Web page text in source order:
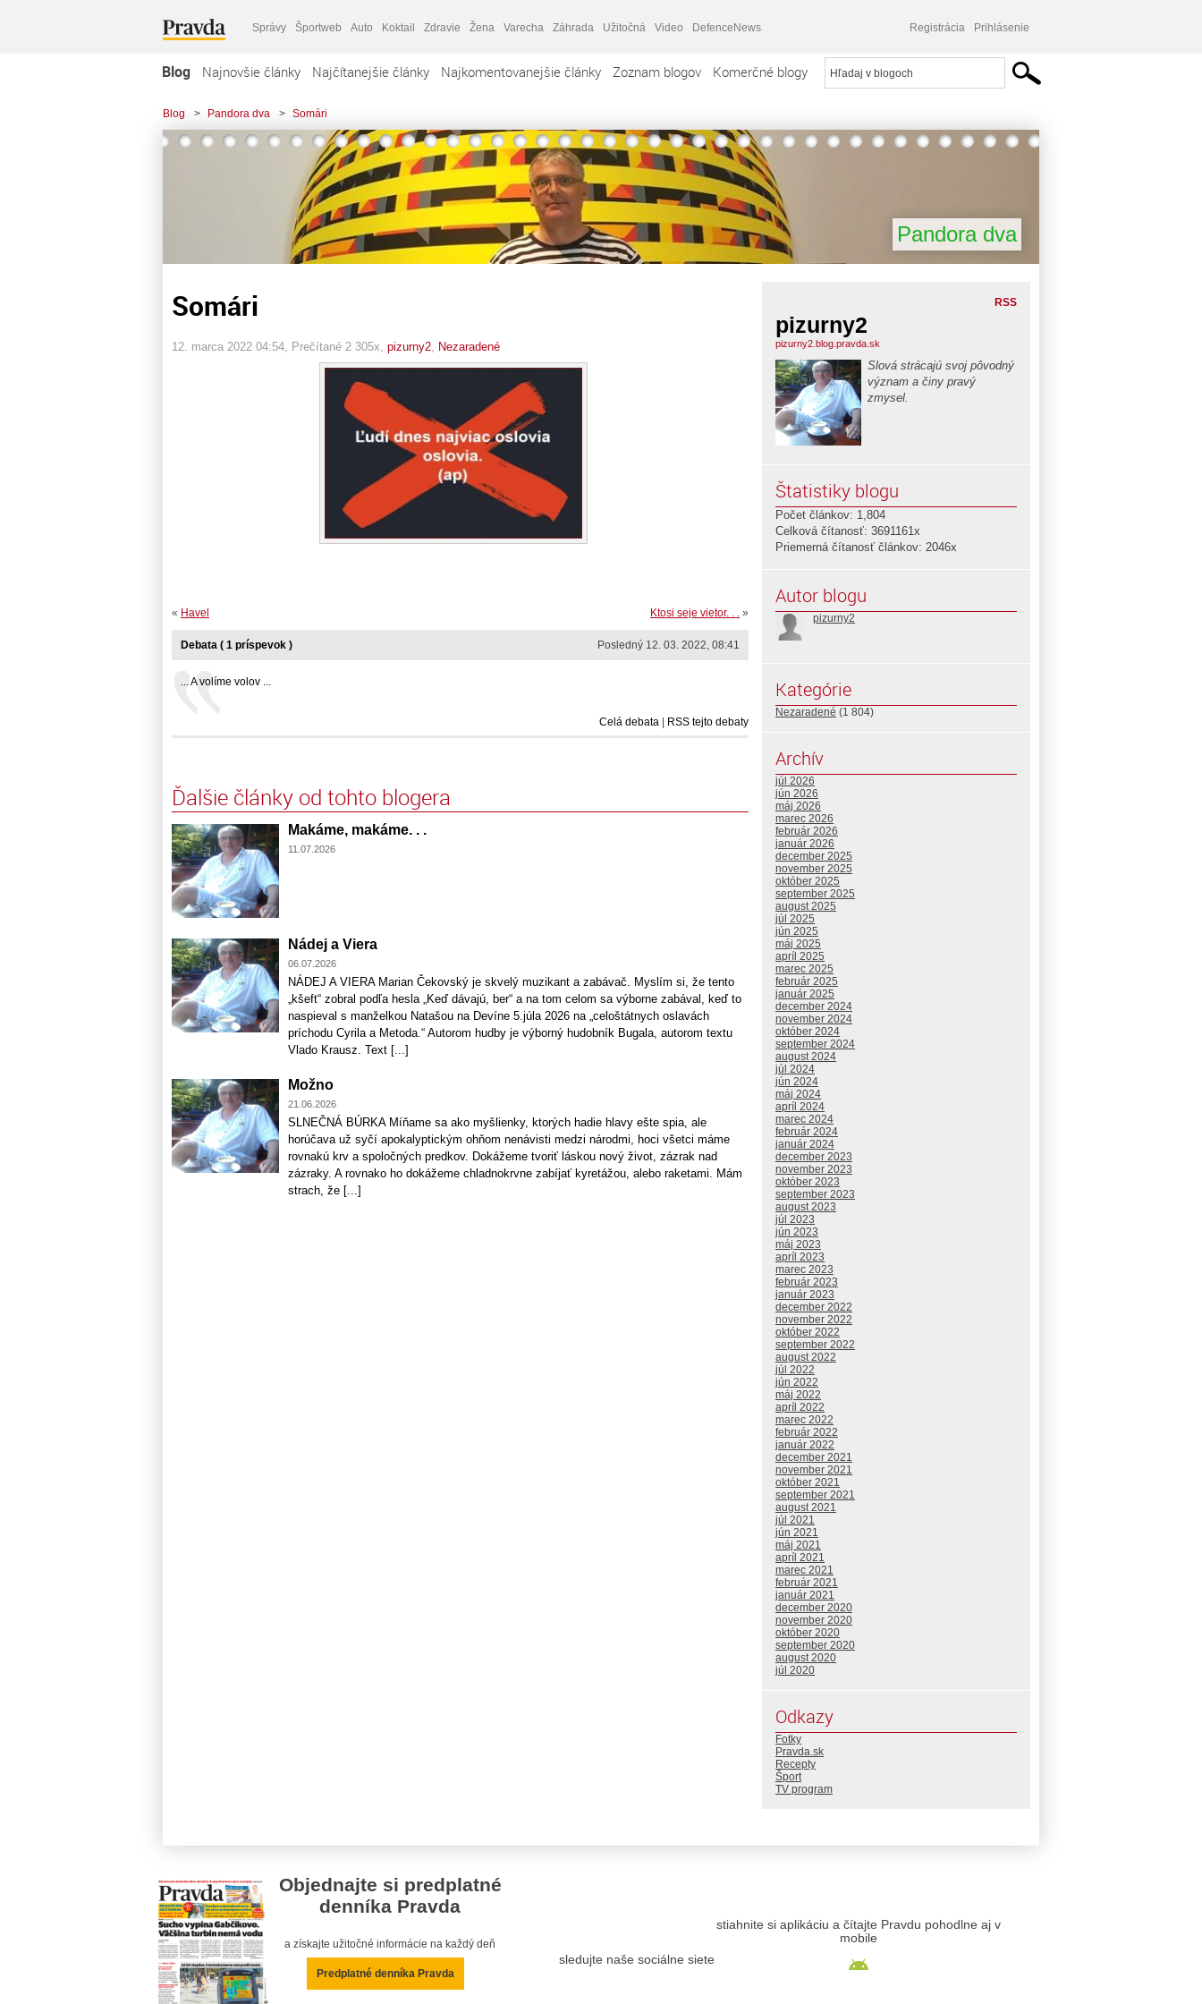
Správy Športweb Auto Koktail Zdravie Žena Varecha Záhrada Užitočná Video DefenceNews Registrácia Prihlásenie
Blog Najnovšie články Najčítanejšie články Najkomentovanejšie články Zoznam blogov Komerčné blogy
Blog > Pandora dva > Somári
Pandora dva
Somári
12. marca 2022 04:54 , Prečítané 2 305x, pizurny2 Nezaradené
Ktosi seje vietor. . . »
« Havel
Posledný 12. 03. 2022, 08:41
Debata ( 1 príspevok )
... A volíme volov ...
Celá debata | RSS tejto debaty
Ďalšie články od tohto blogera
Makáme, makáme. . .
11.07.2026
Nádej a Viera
06.07.2026
NÁDEJ A VIERA Marian Čekovský je skvelý muzikant a zabávač. Myslím si, že tento
„kšeft“ zobral podľa hesla „Keď dávajú, ber“ a na tom celom sa výborne zabával, keď to
naspieval s manželkou Natašou na Devíne 5.júla 2026 na „celoštátnych oslavách
príchodu Cyrila a Metoda.“ Autorom hudby je výborný hudobník Bugala, autorom textu
Vlado Krausz. Text [...]
Možno
21.06.2026
SLNEČNÁ BÚRKA Míňame sa ako myšlienky, ktorých hadie hlavy ešte spia, ale
horúčava už syčí apokalyptickým ohňom nenávisti medzi národmi, hoci všetci máme
rovnakú krv a spoločných predkov. Dokážeme tvoriť láskou nový život, zázrak nad
zázraky. A rovnako ho dokážeme chladnokrvne zabíjať kyretážou, alebo raketami. Mám
strach, že [...]
RSS
pizurny2
pizurny2.blog.pravda.sk
Slová strácajú svoj pôvodný
význam a činy pravý
zmysel.
Štatistiky blogu
Počet článkov: 1,804
Celková čítanosť: 3691161x
Priemerná čítanosť článkov: 2046x
Autor blogu
pizurny2
Kategórie
Nezaradené (1 804)
Archív
júl 2026
jún 2026
máj 2026
marec 2026
február 2026
január 2026
december 2025
november 2025
október 2025
september 2025
august 2025
júl 2025
jún 2025
máj 2025
apríl 2025
marec 2025
február 2025
január 2025
december 2024
november 2024
október 2024
september 2024
august 2024
júl 2024
jún 2024
máj 2024
apríl 2024
marec 2024
február 2024
január 2024
december 2023
november 2023
október 2023
september 2023
august 2023
júl 2023
jún 2023
máj 2023
apríl 2023
marec 2023
február 2023
január 2023
december 2022
november 2022
október 2022
september 2022
august 2022
júl 2022
jún 2022
máj 2022
apríl 2022
marec 2022
február 2022
január 2022
december 2021
november 2021
október 2021
september 2021
august 2021
júl 2021
jún 2021
máj 2021
apríl 2021
marec 2021
február 2021
január 2021
december 2020
november 2020
október 2020
september 2020
august 2020
júl 2020
Odkazy
Fotky
Pravda.sk
Recepty
Šport
TV program
Objednajte si predplatné
denníka Pravda
a získajte užitočné informácie na každý deň
Predplatné denníka Pravda
sledujte naše sociálne siete
stiahnite si aplikáciu a čítajte Pravdu pohodlne aj v
mobile